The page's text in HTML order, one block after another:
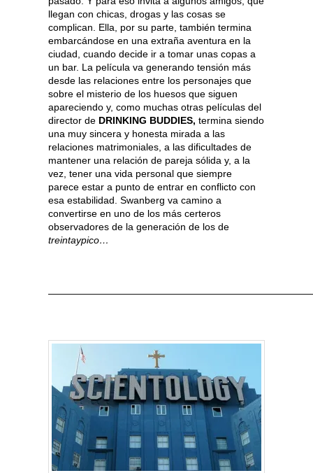
llegan con chicas, drogas y las cosas se
complican. Ella, por su parte, también termina
embarcándose en una extraña aventura en la
ciudad, cuando decide ir a tomar unas copas a
un bar. La película va generando tensión más
desde las relaciones entre los personajes que
sobre el misterio de los huesos que siguen
apareciendo y, como muchas otras películas del
director de DRINKING BUDDIES, termina siendo
una muy sincera y honesta mirada a las
relaciones matrimoniales, a las dificultades de
mantener una relación de pareja sólida y, a la
vez, tener una vida personal que siempre
parece estar a punto de entrar en conflicto con
esa estabilidad. Swanberg va camino a
convertirse en uno de los más certeros
observadores de la generación de los de
treintaypico…